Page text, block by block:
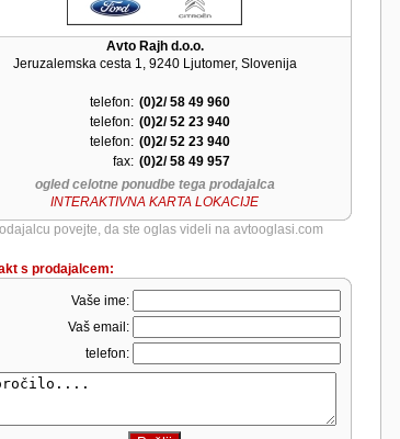
Avto Rajh d.o.o.
Jeruzalemska cesta 1, 9240 Ljutomer, Slovenija
telefon:
telefon:
telefon:
fax:
(0)2/ 58 49 960
(0)2/ 52 23 940
(0)2/ 52 23 940
(0)2/ 58 49 957
ogled celotne ponudbe tega prodajalca
INTERAKTIVNA KARTA LOKACIJE
povejte, da ste oglas videli na avtooglasi.com
s prodajalcem:
Vaše ime:
Vaš email:
telefon: